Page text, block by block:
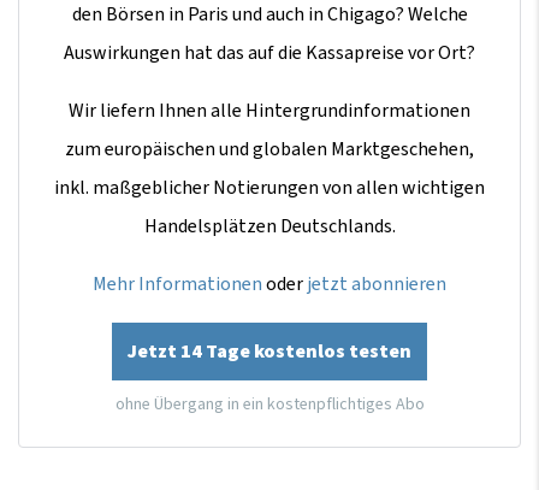
den Börsen in Paris und auch in Chigago? Welche
Auswirkungen hat das auf die Kassapreise vor Ort?
Wir liefern Ihnen alle Hintergrundinformationen
zum europäischen und globalen Marktgeschehen,
inkl. maßgeblicher Notierungen von allen wichtigen
Handelsplätzen Deutschlands.
Mehr Informationenoderjetzt abonnieren
Jetzt 14 Tage kostenlos testen
ohne Übergang in ein kostenpflichtiges Abo